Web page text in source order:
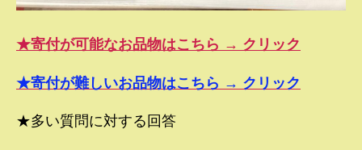
★寄付が可能なお品物はこちら → クリック
★寄付が難しいお品物はこちら → クリック
★多い質問に対する回答